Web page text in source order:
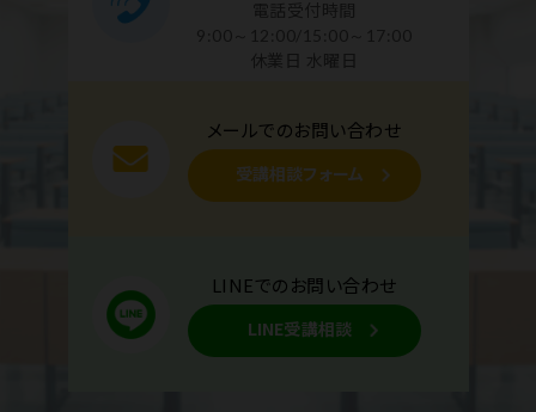
メールでのお問い合わせ
受講相談フォーム
LINEでのお問い合わせ
LINE受講相談